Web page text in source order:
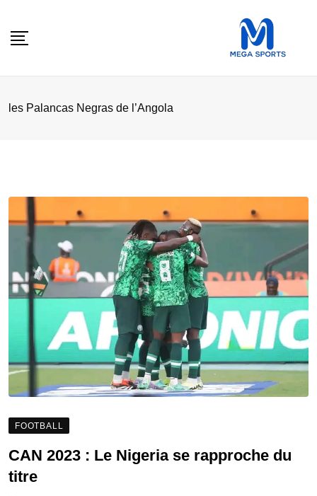
les Palancas Negras de l’Angola
FOOTBALL
CAN 2023 : Le Nigeria se rapproche du
titre